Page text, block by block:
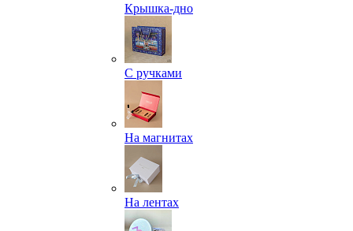
Крышка-дно
С ручками
На магнитах
На лентах